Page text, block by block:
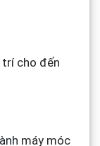
trí cho đến
máy móc